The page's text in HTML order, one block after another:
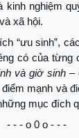
nghiệm
xã hội.
“ưu sinh”,
có của từng
và giờ sinh–
mạnh và
mục đích
- - - o 0 o - - -